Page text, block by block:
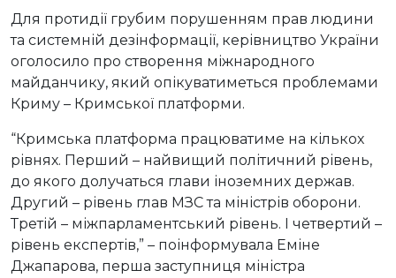
Для протидії грубим порушенням прав людини
та системній дезінформації, керівництво України
оголосило про створення міжнародного
майданчику, який опікуватиметься проблемами
Криму – Кримської платформи.
“Кримська платформа працюватиме на кількох
рівнях. Перший – найвищий політичний рівень,
до якого долучаться глави іноземних держав.
Другий – рівень глав МЗС та міністрів оборони.
Третій – міжпарламентський рівень. І четвертий –
рівень експертів,” – поінформувала Еміне
Джапарова, перша заступниця міністра